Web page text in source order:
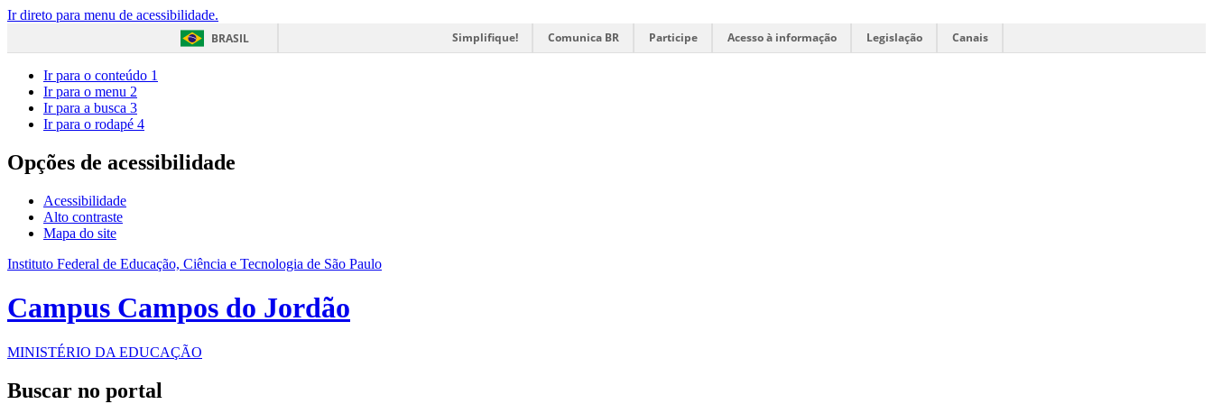
Ir direto para menu de acessibilidade.
BRASIL
Simplifique! Comunica BR Participe Acesso à informação Legislação Canais
Ir para o conteúdo 1
Ir para o menu 2
Ir para a busca 3
Ir para o rodapé 4
Opções de acessibilidade
Acessibilidade
Alto contraste
Mapa do site
Instituto Federal de Educação, Ciência e Tecnologia de São Paulo
Campus Campos do Jordão
MINISTÉRIO DA EDUCAÇÃO
Buscar no portal